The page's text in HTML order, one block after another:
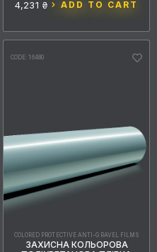
4,231 ₴ ADD TO CART
CODE: 16480
COLORED PROTECTIVE ANTI-GRAVEL FILMS
ЗАХИСНА КОЛЬОРОВА